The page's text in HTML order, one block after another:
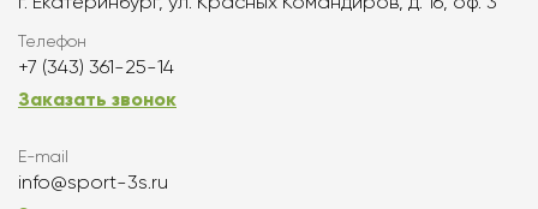
Телефон
+7 (343) 361-25-14
Заказать звонок
E-mail
info@sport-3s.ru